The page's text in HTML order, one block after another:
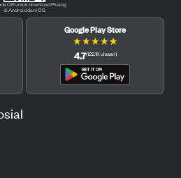
QR untuk download Pluang
di Android dan iOS.
Google Play Store
★★★★★
4.7(122.1Kulasan)